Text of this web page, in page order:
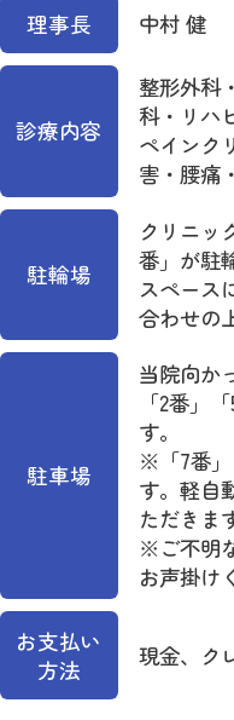
理事長 中村 健
診療内容
整形外科
科・リハ
ペインク
害・腰痛
駐輪場
クリニッ
番」が駐
スペース
合わせの
駐車場
当院向か
「2番」
す。
※「7番」
す。軽自
ただきま
※ご不明
お声掛け
お支払い
方法
現金、ク